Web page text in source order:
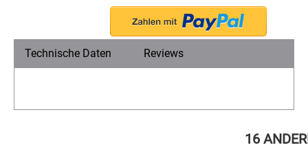
Technische Daten Reviews
16